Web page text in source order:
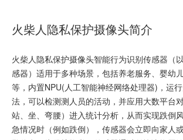
火柴人隐私保护摄像头简介
火柴人隐私保护摄像头智能行为识别传感器（
感器）适用于多种场景，包括养老服务、婴幼
等，内置NPU(人工智能神经网络处理器)，运
法，可以检测测人员的活动，并应用大数平台对
站、坐、弯腰）进入统计分析，从而实现跌倒
急情况时（例如跌倒），传感器会立即向家人